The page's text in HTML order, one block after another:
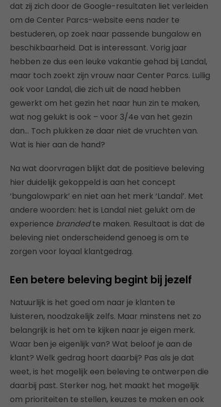
dat zij zich door de Google-resultaten liet verleiden
om de Center Parcs-website eens nader te
bestuderen, op zoek naar passende bungalow en
beschikbaarheid. Dat is interessant. Vorig jaar
hebben ze dus een leuke vakantie gehad bij Landal,
maar toch zoekt zijn vrouw naar Center Parcs. Lullig
ook voor Landal, die zich uit de naad hebben
gewerkt om het gezin het naar hun zin te maken,
wat nog gelukt is ook – voor 3/4e van het gezin
dan… Toch plukken ze daar niet de vruchten van.
Wat is hier aan de hand?
Na wat doorvragen blijkt dat de positieve beleving
hier duidelijk gekoppeld is aan het concept
‘bungalowpark’ en niet aan het merk ‘Landal’. Met
andere woorden: het is Landal niet gelukt om de
experience brandedte maken. Resultaat is dat de
beleving niet onderscheidend genoeg is om te
zorgen voor loyaal klantgedrag.
Een betere beleving begint bij jezelf
Natuurlijk is het goed om naar je klanten te
luisteren, noodzakelijk zelfs. Maar minstens net zo
belangrijk is het om te kijken naar je eigen merk.
Waar ben je eigenlijk van? Wat beloof je aan de
klant? Welk gedrag hoort daarbij? Pas als je dat
weet, is het mogelijk een beleving te ontwerpen die
daarbij past. Sterker nog, het maakt het mogelijk
om prioriteiten te stellen, keuzes te maken en ook